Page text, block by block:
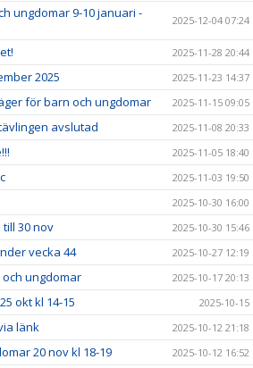
ungdomar 9-10 januari -
2025-12-04 07:24
2025-11-28 20:44
2025 2025-11-23 14:37
för barn och ungdomar 2025-11-15 09:05
avslutad 2025-11-08 20:33
2025-11-05 18:40
2025-11-03 19:50
2025-10-30 16:00
30 nov 2025-10-30 15:46
vecka 44 2025-10-27 12:19
ungdomar 2025-10-17 20:13
okt kl 14-15 2025-10-15
länk 2025-10-12 21:18
20 nov kl 18-19 2025-10-12 16:52